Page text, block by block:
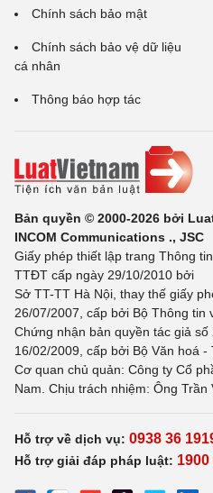
Chính sách bảo mật
Chính sách bảo vệ dữ liệu
cá nhân
Thông báo hợp tác
Bản quyền © 2000-2026 bởi
INCOM Communications ., JSC
Giấy phép thiết lập trang Thông
TTĐT cấp ngày 29/10/2010 bởi
Sở TT-TT Hà Nội, thay thế giấy
26/07/2007, cấp bởi Bộ Thông tin
Chứng nhận bản quyền tác giả
16/02/2009, cấp bởi Bộ Văn hoá -
Cơ quan chủ quản: Công ty Cổ
Nam. Chịu trách nhiệm: Ông Trần
Hỗ trợ về dịch vụ: 0938 36
Hỗ trợ giải đáp pháp luật: 1900